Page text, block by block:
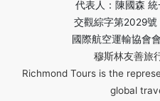
代表人：陳國森
交觀綜字第2029
國際航空運輸協會
穆斯林友善旅
Richmond Tours is the
global